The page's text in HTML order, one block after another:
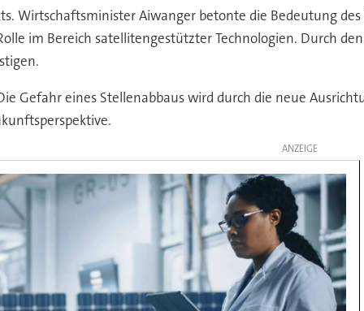
Wirtschaftsminister Aiwanger betonte die Bedeutung
im Bereich satellitengestützter Technologien. Durch
Gefahr eines Stellenabbaus wird durch die neue
ANZEIGE